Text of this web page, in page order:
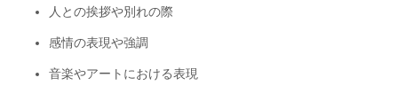
人との挨拶や別れの際
感情の表現や強調
音楽やアートにおける表現